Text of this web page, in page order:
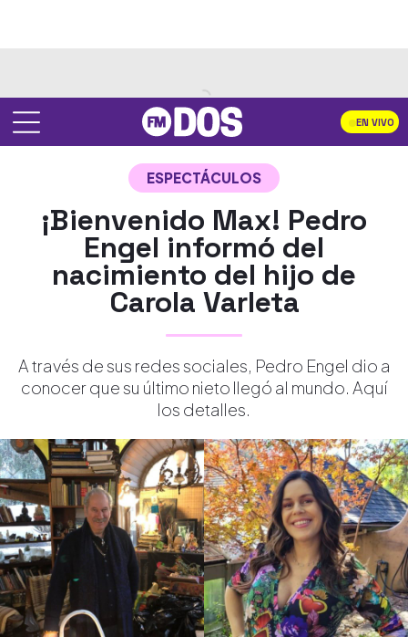
EN VIVO
ESPECTÁCULOS
¡Bienvenido Max! Pedro
Engel informó del
nacimiento del hijo de
Carola Varleta
A través de sus redes sociales, Pedro Engel dio a
conocer que su último nieto llegó al mundo. Aquí
los detalles.